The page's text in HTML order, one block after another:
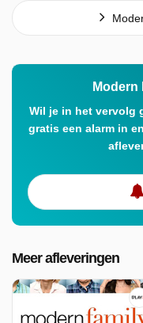
Modern
Wil je in het vervolg
gratis een alarm in
Meer afleveringen